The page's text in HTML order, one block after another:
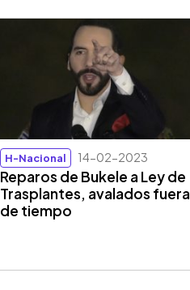
H-Nacional 14-02-2023
Reparos de Bukele a Ley de
Trasplantes, avalados fuera
de tiempo